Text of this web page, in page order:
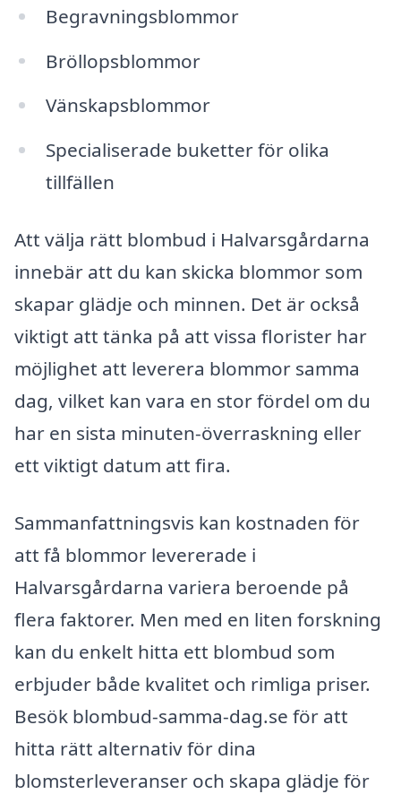
Begravningsblommor
Bröllopsblommor
Vänskapsblommor
Specialiserade buketter för olika
tillfällen
Att välja rätt blombud i Halvarsgårdarna
innebär att du kan skicka blommor som
skapar glädje och minnen. Det är också
viktigt att tänka på att vissa florister har
möjlighet att leverera blommor samma
dag, vilket kan vara en stor fördel om du
har en sista minuten-överraskning eller
ett viktigt datum att fira.
Sammanfattningsvis kan kostnaden för
att få blommor levererade i
Halvarsgårdarna variera beroende på
flera faktorer. Men med en liten forskning
kan du enkelt hitta ett blombud som
erbjuder både kvalitet och rimliga priser.
Besök blombud-samma-dag.se för att
hitta rätt alternativ för dina
blomsterleveranser och skapa glädje för